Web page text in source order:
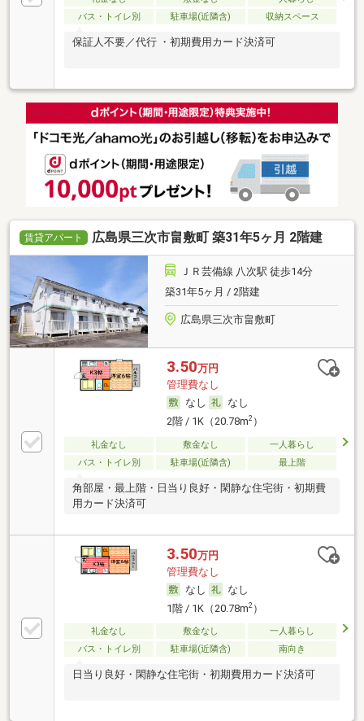
バス・トイレ別
駐車場(近隣含) 収納スペース
保証人不要／代行 ・初期費用カード決済可
賃貸アパート 広島県三次市畠敷町 築31年5ヶ月 2階建
ＪＲ芸備線 八次駅 徒歩14分
築31年5ヶ月 / 2階建
広島県三次市畠敷町
3.50万円
管理費なし
なし
なし
2階 / 1K（20.78m2）
礼金なし 敷金なし
一人暮らし
バス・トイレ別
駐車場(近隣含) 最上階
角部屋・最上階・日当り良好・閑静な住宅街・初期費
用カード決済可
3.50万円
管理費なし
なし
なし
1階 / 1K（20.78m2）
礼金なし 敷金なし
一人暮らし
バス・トイレ別
駐車場(近隣含) 南向き
日当り良好・閑静な住宅街・初期費用カード決済可